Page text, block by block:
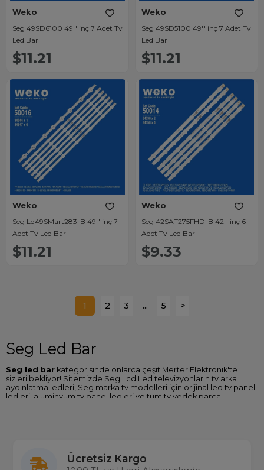
Weko
Seg 49SD6100 49'' inç 7 Adet Tv
Led Bar
$11.21
Weko
Seg 49SD5100 49'' inç 7 Adet Tv
Led Bar
$11.21
Weko
Seg Ld49SMart283-B 49'' inç 7
Adet Tv Led Bar
$11.21
Weko
Seg 42SAT275FHD-B 42'' inç 6
Adet Tv Led Bar
$9.33
1 2 3 ... 5 >
Seg Led Bar
Seg led bar kategorisinde onlarca çeşit Merter Elektronik'te
sizleri bekliyor! Sitemizde Seg Lcd Led televizyonların tv arka
aydınlatma ledleri, Seg marka tv modelleri için orijinal led tv panel
ledleri, alüminyum tv panel ledleri ve tüm tv yedek parça
avantajıyla elektronik malzeme ve tv yedek parçalarında
Türkiye’nin en büyük tedarikçilerinden biridir.
Ücretsiz Kargo